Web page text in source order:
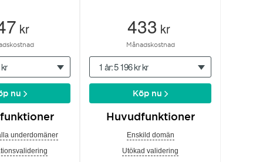
kr
nu
underdomäner
433 kr
Månadskostnad
1 år: 5 196 kr kr
Köp nu
Huvudfunktioner
Enskild domän
Utökad validering